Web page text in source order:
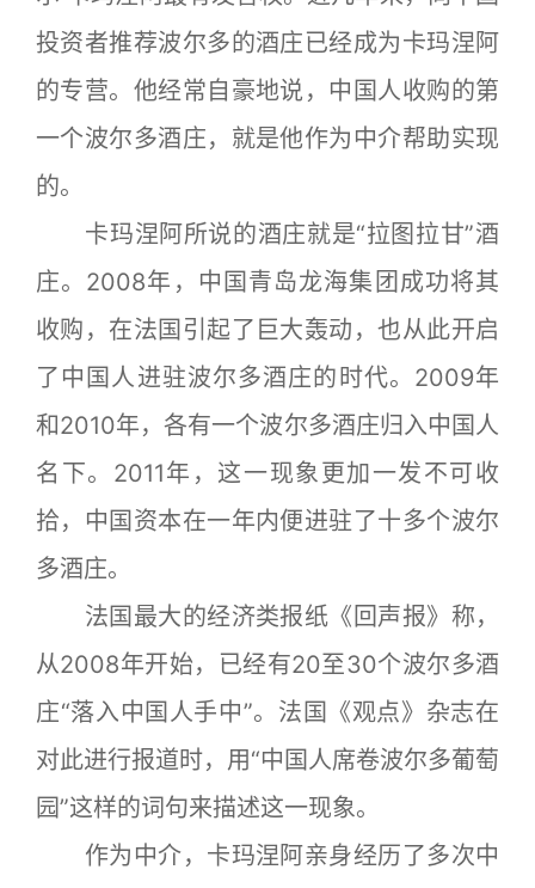
投资者推荐波尔多的酒庄已经成为卡玛涅阿
的专营。他经常自豪地说，中国人收购的第
一个波尔多酒庄，就是他作为中介帮助实现
的。
卡玛涅阿所说的酒庄就是“拉图拉甘”酒
庄。2008年，中国青岛龙海集团成功将其
收购，在法国引起了巨大轰动，也从此开启
了中国人进驻波尔多酒庄的时代。2009年
和2010年，各有一个波尔多酒庄归入中国人
名下。2011年，这一现象更加一发不可收
拾，中国资本在一年内便进驻了十多个波尔
多酒庄。
法国最大的经济类报纸《回声报》称，
从2008年开始，已经有20至30个波尔多酒
庄“落入中国人手中”。法国《观点》杂志在
对此进行报道时，用“中国人席卷波尔多葡萄
园”这样的词句来描述这一现象。
作为中介，卡玛涅阿亲身经历了多次中